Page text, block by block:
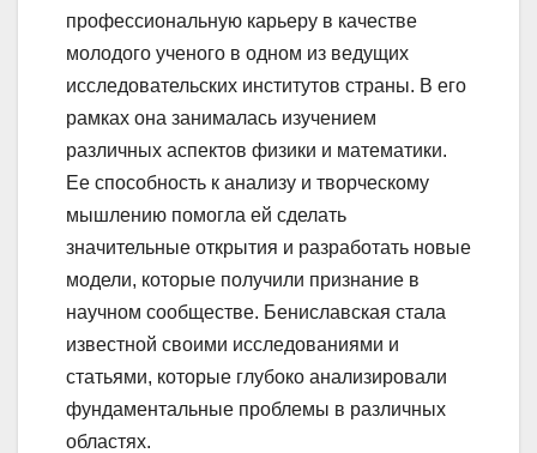
профессиональную карьеру в качестве
молодого ученого в одном из ведущих
исследовательских институтов страны. В его
рамках она занималась изучением
различных аспектов физики и математики.
Ее способность к анализу и творческому
мышлению помогла ей сделать
значительные открытия и разработать новые
модели, которые получили признание в
научном сообществе. Бениславская стала
известной своими исследованиями и
статьями, которые глубоко анализировали
фундаментальные проблемы в различных
областях.